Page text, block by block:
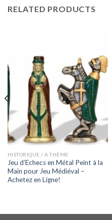
RELATED PRODUCTS
HISTORIQUE / A THÈME
Jeu d’Echecs en Métal Peint à la
Main pour Jeu Médiéval –
Achetez en Ligne!